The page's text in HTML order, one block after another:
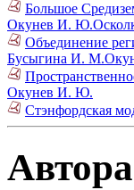
Большое
Окунев И. Ю.
Объединение
Бусыгина И. М.
Окунев И. Ю.
Стэнфордская